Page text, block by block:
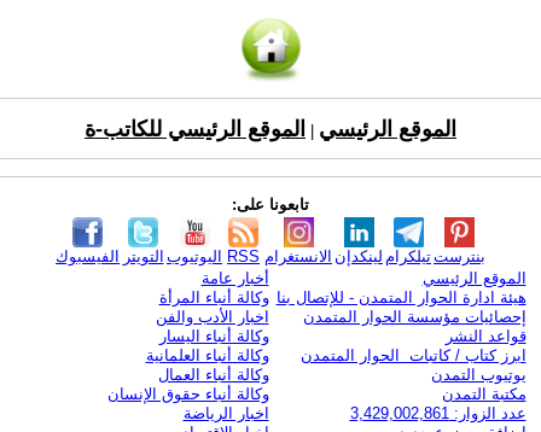
الموقع الرئيسي الموقع الرئيسي للكاتب-ة
تابعونا على:
الفيسبوك التويتر اليوتيوب RSS الانستغرام لينكدإن تيلكرامبنترست
الموقع الرئيسي
هيئة ادارة الحوار المتمدن - للإتصال بنا
إحصائيات مؤسسة الحوار المتمدن
قواعد النشر
ابرز كتاب / كاتبات الحوار المتمدن
يوتيوب التمدن
مكتبة التمدن
عدد الزوار: 3,429,002,861
أخبار عامة
وكالة أنباء المرأة
اخبار الأدب والفن
وكالة أنباء اليسار
وكالة أنباء العلمانية
وكالة أنباء العمال
وكالة أنباء حقوق الإنسان
اخبار الرياضة